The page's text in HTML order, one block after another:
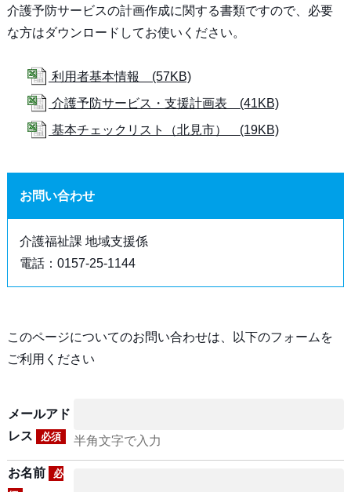
介護予防サービスの計画作成に関する書類ですので、必要
な方はダウンロードしてお使いください。
利用者基本情報 (57KB)
介護予防サービス・支援計画表 (41KB)
基本チェックリスト（北見市） (19KB)
お問い合わせ
介護福祉課 地域支援係
電話：0157-25-1144
このページについてのお問い合わせは、以下のフォームを
ご利用ください
メールアド
レス
必須 半角文字で入力
お名前
必